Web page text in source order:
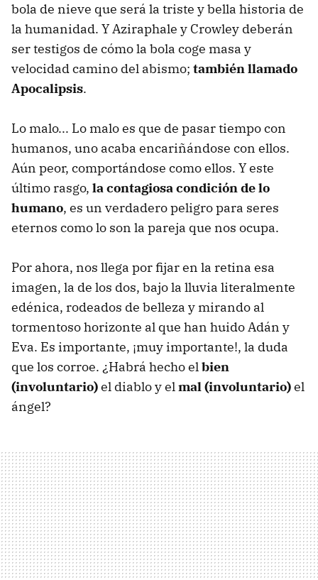
bola de nieve que será la triste y bella historia de
la humanidad. Y Aziraphale y Crowley deberán
ser testigos de cómo la bola coge masa y
velocidad camino del abismo; también llamado
Apocalipsis.
Lo malo... Lo malo es que de pasar tiempo con
humanos, uno acaba encariñándose con ellos.
Aún peor, comportándose como ellos. Y este
último rasgo, la contagiosa condición de lo
humano, es un verdadero peligro para seres
eternos como lo son la pareja que nos ocupa.
Por ahora, nos llega por fijar en la retina esa
imagen, la de los dos, bajo la lluvia literalmente
edénica, rodeados de belleza y mirando al
tormentoso horizonte al que han huido Adán y
Eva. Es importante, ¡muy importante!, la duda
que los corroe. ¿Habrá hecho elbien
(involuntario)el diablo y elmal (involuntario)el
ángel?